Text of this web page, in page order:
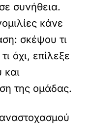
συνήθεια.
κάνε
σκέψου τι
όχι, επίλεξε
και
της ομάδας.